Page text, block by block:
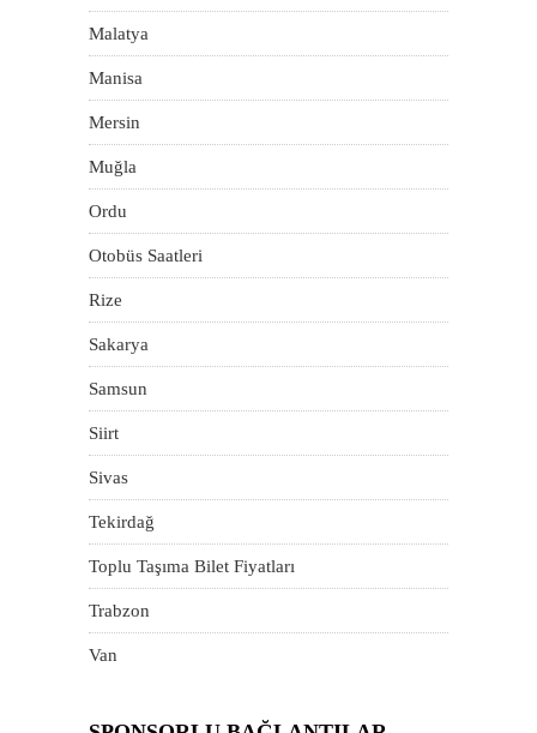
Malatya
Manisa
Mersin
Muğla
Ordu
Otobüs Saatleri
Rize
Sakarya
Samsun
Siirt
Sivas
Tekirdağ
Toplu Taşıma Bilet Fiyatları
Trabzon
Van